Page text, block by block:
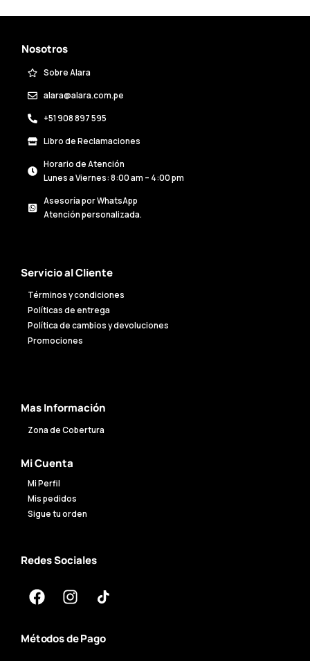
Nosotros
Sobre Alara
alara@alara.com.pe
+51 908 897 595
Libro de Reclamaciones
Horario de Atención
Lunes a Viernes: 8:00 am – 4:00 pm
Asesoría por WhatsApp
Atención personalizada.
Servicio al Cliente
Términos y condiciones
Políticas de entrega
Política de cambios y devoluciones
Promociones
Mas Información
Zona de Cobertura
Mi Cuenta
Mi Perfil
Mis pedidos
Sigue tu orden
Redes Sociales
Métodos de Pago